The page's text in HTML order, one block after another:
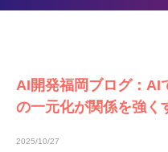
AI開発福岡ブログ：AI
の一元化が関係を強く
2025/10/27